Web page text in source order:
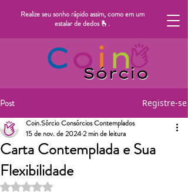
Realize seu sonho rápido assim, como em um
estalar de dedos 🫰.
Post Registre-se
Carta Contemplada e Sua
Flexibilidade
Coin.Sórcio Consórcios Contemplados
15 de nov. de 20242 min de leitura
Avaliado com NaN de 5 estrelas.